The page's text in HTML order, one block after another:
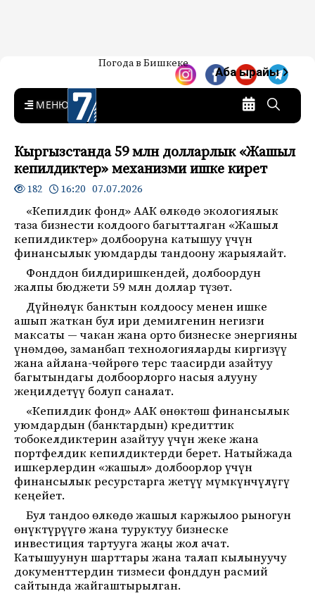
7-канал. Жаңылыктар —
Кыргызстан
Жаңылыктар — Кыргызстан
Погода в Бишкеке
Аба ырайы
MENU
Кыргызстанда 59 млн долларлык «Жашыл
кепилдиктер» механизми ишке кирет
182 16:20 07.07.2026
«Кепилдик фонд» ААК өлкөдө экологиялык
таза бизнести колдоого багытталган «Жашыл
кепилдиктер» долбооруна катышуу үчүн
финансылык уюмдарды тандоону жарыялайт.
Фонддон билдиришкендей, долбоордун
жалпы бюджети 59 млн доллар түзөт.
Дүйнөлүк банктын колдоосу менен ишке
ашып жаткан бул ири демилгенин негизги
максаты — чакан жана орто бизнеске энергияны
үнөмдөө, заманбап технологияларды киргизүү
жана айлана-чөйрөгө терс таасирди азайтуу
багытындагы долбоорлорго насыя алууну
жеңилдетүү болуп саналат.
«Кепилдик фонд» ААК өнөктөш финансылык
уюмдардын (банктардын) кредиттик
тобокелдиктерин азайтуу үчүн жеке жана
портфелдик кепилдиктерди берет. Натыйжада
ишкерлердин «жашыл» долбоорлор үчүн
финансылык ресурстарга жетүү мүмкүнчүлүгү
кеңейет.
Бул тандоо өлкөдө жашыл каржылоо рыногун
өнүктүрүүгө жана туруктуу бизнеске
инвестиция тартууга жаңы жол ачат.
Катышуунун шарттары жана талап кылынуучу
документтердин тизмеси фонддун расмий
сайтында жайгаштырылган.